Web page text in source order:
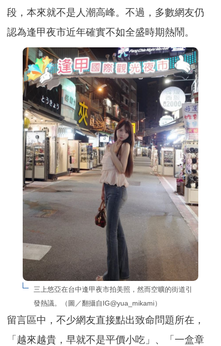
段，本來就不是人潮高峰。不過，多數網友仍
認為逢甲夜市近年確實不如全盛時期熱鬧。
三上悠亞在台中逢甲夜市拍美照，然而空曠的街道引
發熱議。（圖／翻攝自IG@yua_mikami）
留言區中，不少網友直接點出致命問題所在，
「越來越貴，早就不是平價小吃」、「一盒章